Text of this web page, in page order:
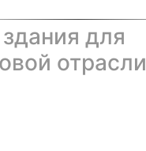
для
отрасли